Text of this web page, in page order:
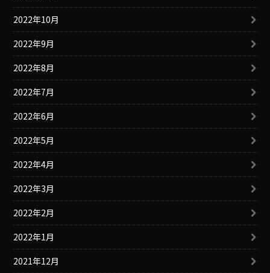
2022年10月
2022年9月
2022年8月
2022年7月
2022年6月
2022年5月
2022年4月
2022年3月
2022年2月
2022年1月
2021年12月